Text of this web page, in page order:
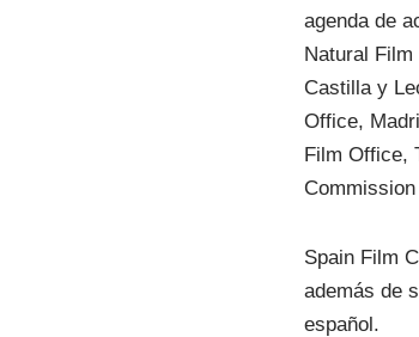
agenda de
Natural
Castilla y
Office,
Film Office,
Spain Film
además de
español.